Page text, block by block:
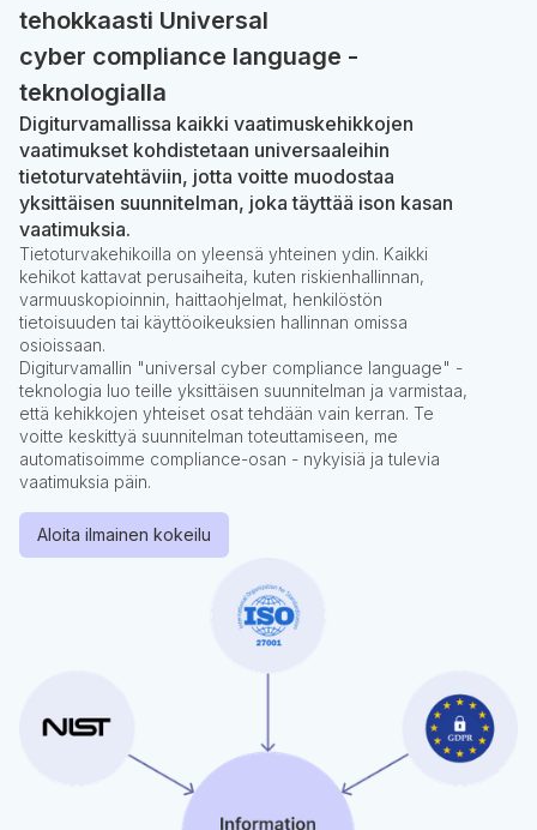
tehokkaasti Universal
cyber compliance language -
teknologialla
Digiturvamallissa kaikki vaatimuskehikkojen
vaatimukset kohdistetaan universaaleihin
tietoturvatehtäviin, jotta voitte muodostaa
yksittäisen suunnitelman, joka täyttää ison kasan
vaatimuksia.
Tietoturvakehikoilla on yleensä yhteinen ydin. Kaikki
kehikot kattavat perusaiheita, kuten riskienhallinnan,
varmuuskopioinnin, haittaohjelmat, henkilöstön
tietoisuuden tai käyttöoikeuksien hallinnan omissa
osioissaan.
Digiturvamallin "universal cyber compliance language" -
teknologia luo teille yksittäisen suunnitelman ja varmistaa,
että kehikkojen yhteiset osat tehdään vain kerran. Te
voitte keskittyä suunnitelman toteuttamiseen, me
automatisoimme compliance-osan - nykyisiä ja tulevia
vaatimuksia päin.
Aloita ilmainen kokeilu